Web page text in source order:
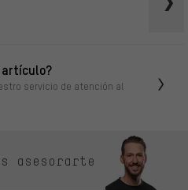
artículo?
servicio de atención al
asesorarte